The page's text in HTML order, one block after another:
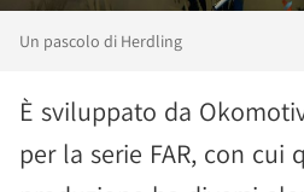
Un pascolo di Herdling
È sviluppato da
per la serie FAR, con cui